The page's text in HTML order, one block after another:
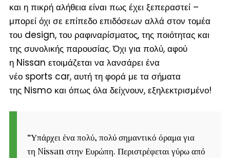
και η πικρή αλήθεια είναι πως έχει ξεπεραστεί –
μπορεί όχι σε επίπεδο επιδόσεων αλλά στον τομέα
του design, του ραφιναρίσματος, της ποιότητας και
της συνολικής παρουσίας. Όχι για πολύ, αφού
η Nissan ετοιμάζεται να λανσάρει ένα
νέο sports car, αυτή τη φορά με τα σήματα
της Nismo και όπως όλα δείχνουν, εξηλεκτρισμένο!
“Υπάρχει ένα πολύ, πολύ σημαντικό όραμα για
τη Nissan στην Ευρώπη. Περιστρέφεται γύρω από